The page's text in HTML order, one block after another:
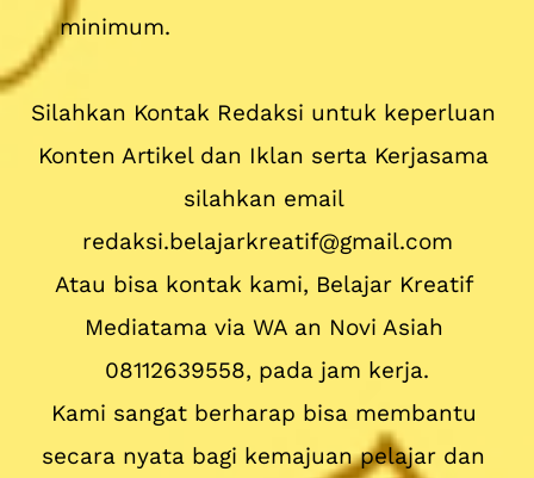
minimum.
Silahkan Kontak Redaksi untuk keperluan
Konten Artikel dan Iklan serta Kerjasama
silahkan email
redaksi.belajarkreatif@gmail.com
Atau bisa kontak kami, Belajar Kreatif
Mediatama via WA an Novi Asiah
08112639558, pada jam kerja.
Kami sangat berharap bisa membantu
secara nyata bagi kemajuan pelajar dan